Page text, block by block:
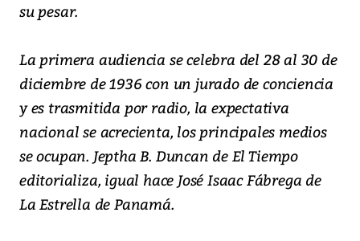
su pesar.
La primera audiencia se celebra del 28 al 30 de
diciembre de 1936 con un jurado de conciencia
y es trasmitida por radio, la expectativa
nacional se acrecienta, los principales medios
se ocupan. Jeptha B. Duncan de El Tiempo
editorializa, igual hace José Isaac Fábrega de
La Estrella de Panamá.